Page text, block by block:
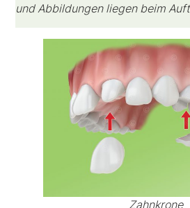
und Abbildungen liegen beim
Zahnkrone